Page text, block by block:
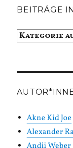
BEITRÄGE
Beiträge
Akne Kid Joe
Alexander